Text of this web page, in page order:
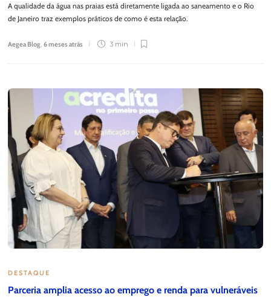
A qualidade da água nas praias está diretamente ligada ao saneamento e o Rio
de Janeiro traz exemplos práticos de como é esta relação.
Aegea Blog ,6 meses atrás 3 min
DESTAQUE
Parceria amplia acesso ao emprego e renda para vulneráveis